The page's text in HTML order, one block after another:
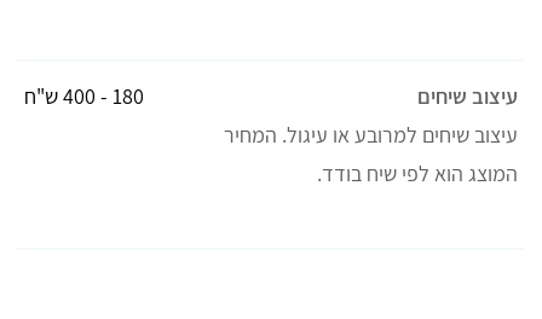
עיצוב שיחים
עיצוב שיחים למרובע או עיגול. המחיר
המוצג הוא לפי שיח בודד.
180 - 400 ש"ח